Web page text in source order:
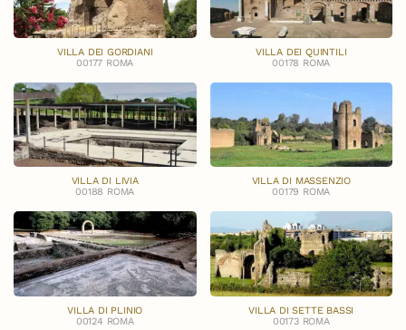
VILLA DEI GORDIANI
00177 ROMA
VILLA DEI QUINTILI
00178 ROMA
VILLA DI LIVIA
00188 ROMA
VILLA DI MASSENZIO
00179 ROMA
VILLA DI PLINIO
00124 ROMA
VILLA DI SETTE BASSI
00173 ROMA